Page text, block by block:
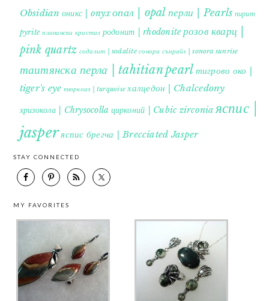
Obsidian оникс | onyxопал | opal перли | Pearls пирит |
pyrite планински кристал родонит | rhodonite розов кварц |
pink quartz содалит | sodalite сонора сънрайз | sonora sunrise
таитянска перла | tahitian pearl тигрово око |
tiger's eye тюркоаз | turquoise халцедон | Chalcedony
хризокола | Chrysocolla цирконий | Cubic zirconia яспис |
jasperяспис брегча | Brecciated Jasper
STAY CONNECTED
MY FAVORITES